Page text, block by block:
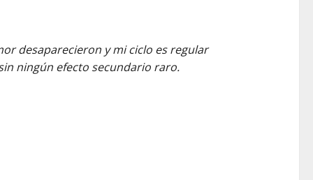
desaparecieron y mi ciclo es regular
ningún efecto secundario raro.